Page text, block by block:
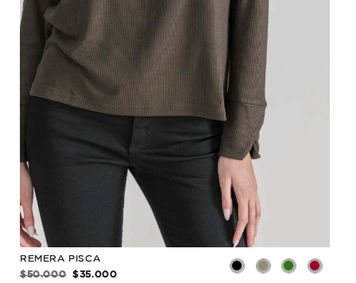
REMERA PISCA
$50.000
$35.000